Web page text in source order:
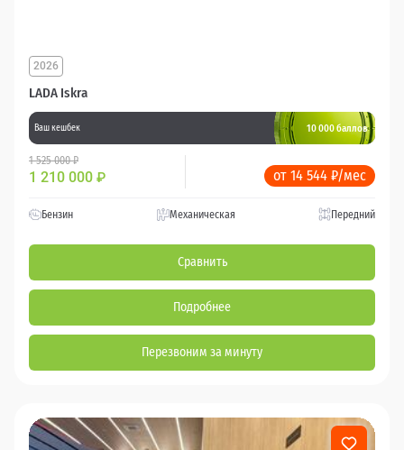
LADA Iskra
2026
Ваш кешбек 10 000 баллов
1 525 000 ₽
1 210 000 ₽ от 14 544 ₽/мес
Бензин Механическая Передний
Сравнить
Подробнее
Перезвоним за минуту